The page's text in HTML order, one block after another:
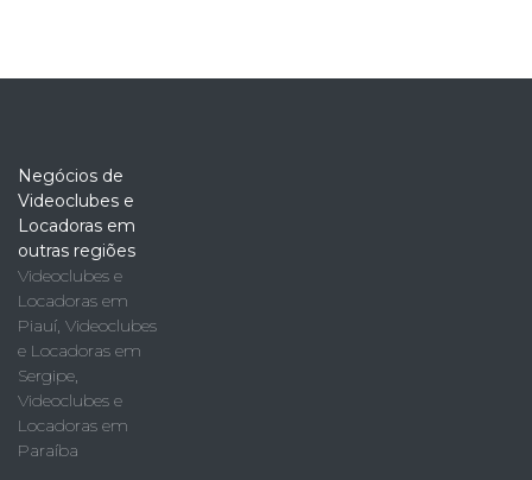
Negócios de
Videoclubes e
Locadoras em
outras regiões
Videoclubes e
Locadoras em
Piauí, Videoclubes
e Locadoras em
Sergipe,
Videoclubes e
Locadoras em
Paraíba